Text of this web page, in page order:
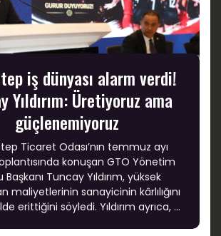
iş dünyası alarm verdi!
Yıldırım: Üretiyoruz ama
güçlenemiyoruz
Ticaret Odası’nın temmuz ayı
konuşan GTO Yönetim
Başkanı Tuncay Yıldırım, yüksek
maliyetlerinin sanayicinin kârlılığını
erittiğini söyledi. Yıldırım ayrıca, 5